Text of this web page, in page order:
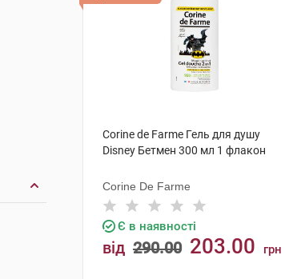
Corine de Farme Гель для душу
Disney Бетмен 300 мл 1 флакон
Corine De Farme
Є в наявності
від 290.00 203.00 грн